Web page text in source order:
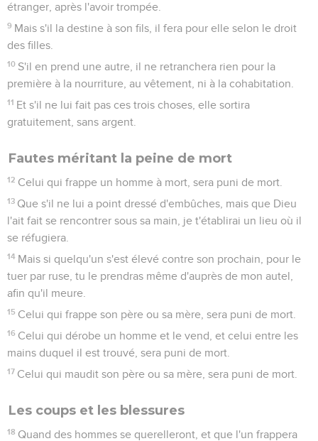
étranger, après l'avoir trompée.
9 Mais s'il la destine à son fils, il fera pour elle selon le droit
des filles.
10 S'il en prend une autre, il ne retranchera rien pour la
première à la nourriture, au vêtement, ni à la cohabitation.
11 Et s'il ne lui fait pas ces trois choses, elle sortira
gratuitement, sans argent.
Fautes méritant la peine de mort
12 Celui qui frappe un homme à mort, sera puni de mort.
13 Que s'il ne lui a point dressé d'embûches, mais que Dieu
l'ait fait se rencontrer sous sa main, je t'établirai un lieu où il
se réfugiera.
14 Mais si quelqu'un s'est élevé contre son prochain, pour le
tuer par ruse, tu le prendras même d'auprès de mon autel,
afin qu'il meure.
15 Celui qui frappe son père ou sa mère, sera puni de mort.
16 Celui qui dérobe un homme et le vend, et celui entre les
mains duquel il est trouvé, sera puni de mort.
17 Celui qui maudit son père ou sa mère, sera puni de mort.
Les coups et les blessures
18 Quand des hommes se querelleront, et que l'un frappera